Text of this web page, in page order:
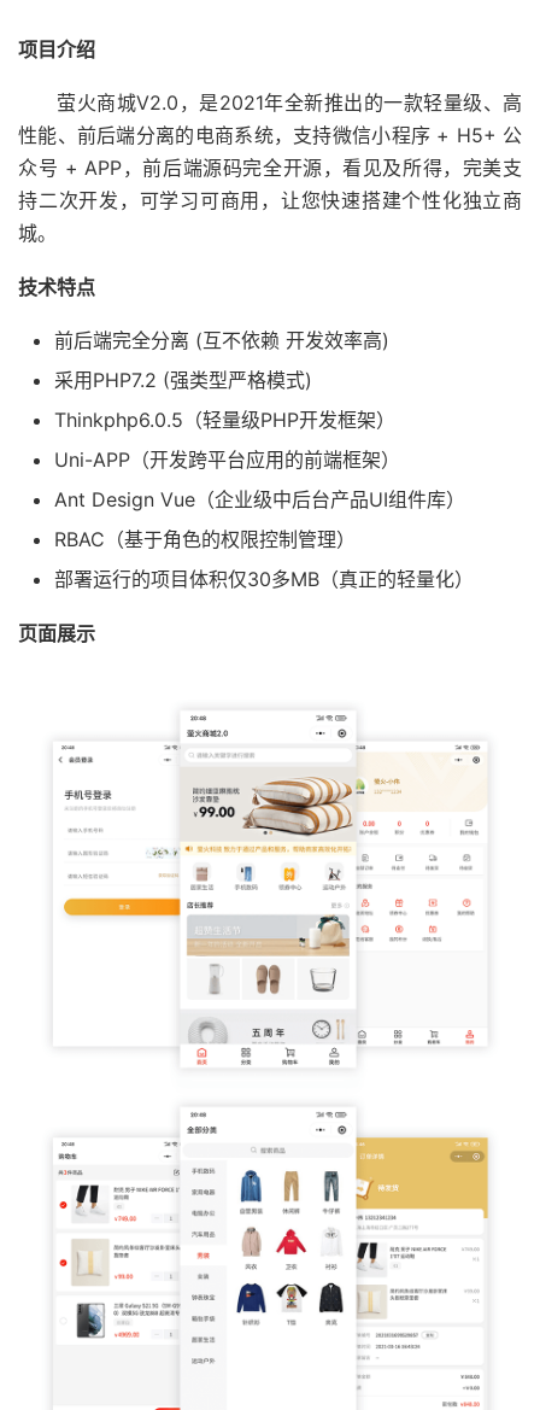
项目介绍
萤火商城V2.0，是2021年全新推出的一款轻量级、高
性能、前后端分离的电商系统，支持微信小程序 + H5+ 公
众号 + APP，前后端源码完全开源，看见及所得，完美支
持二次开发，可学习可商用，让您快速搭建个性化独立商
城。
技术特点
前后端完全分离 (互不依赖 开发效率高)
采用PHP7.2 (强类型严格模式)
Thinkphp6.0.5（轻量级PHP开发框架）
Uni-APP（开发跨平台应用的前端框架）
Ant Design Vue（企业级中后台产品UI组件库）
RBAC（基于角色的权限控制管理）
部署运行的项目体积仅30多MB（真正的轻量化）
页面展示